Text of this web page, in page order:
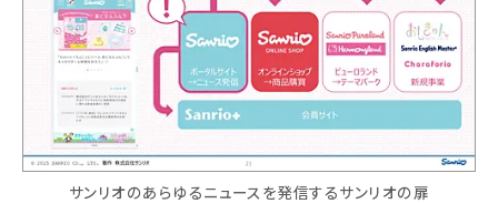
サンリオのあらゆるニュースを発信するサンリオの扉